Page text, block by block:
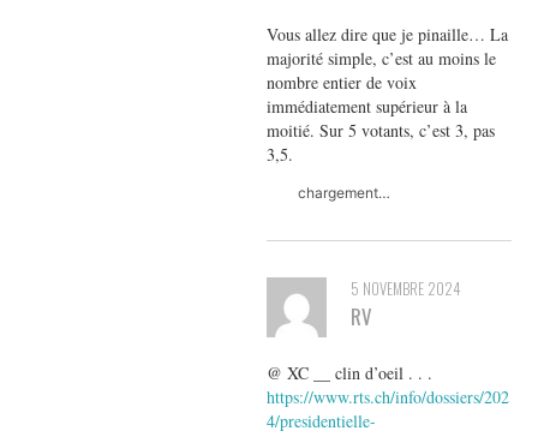
Vous allez dire que je pinaille… La
majorité simple, c’est au moins le
nombre entier de voix
immédiatement supérieur à la
moitié. Sur 5 votants, c’est 3, pas
3,5.
chargement…
5 NOVEMBRE 2024
RV
@ XC __ clin d’oeil . . .
https://www.rts.ch/info/dossiers/202
4/presidentielle-